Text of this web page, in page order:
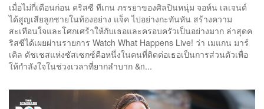
เมื่อไม่กี่เดือนก่อน คริสซี ทีเกน ภรรยาของศิลปินหนุ่ม จอห์น เลเจนด์
ได้สูญเสียลูกชายในท้องอย่าง แจ็ค ไปอย่างกะทันหัน สร้างความ
สะเทือนใจและโศกเศร้าให้กับเธอและครอบครัวเป็นอย่างมาก ล่าสุดค
ริสซีได้เผยผ่านรายการ Watch What Happens Live! ว่า เมแกน มาร์
เคิล ดัชเชสแห่งซัสเซกซ์คือหนึ่งในคนที่ติดต่อเธอเป็นการส่วนตัวเพื่อ
ให้กำลังใจในช่วงเวลาที่ยากลำบาก &n...